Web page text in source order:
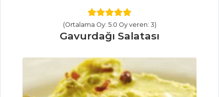
En kolay fırında
İzmir köfte nasıl
yapılır?
Masterchef Tüm
Tarifleri
(Ortalama Oy: 5.0 Oy veren: 3)
Gavurdağı Salatası